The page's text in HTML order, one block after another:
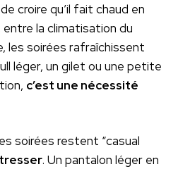
croire qu’il fait chaud en
la climatisation du
les soirées rafraîchissent
léger, un gilet ou une petite
c’est une nécessité
soirées restent “casual
. Un pantalon léger en